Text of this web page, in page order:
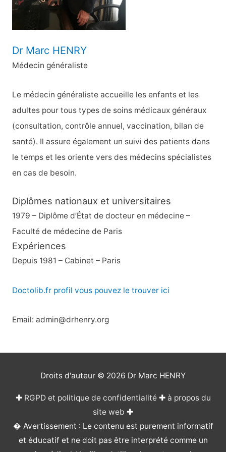
Dr Marc HENRY
Médecin généraliste
Le médecin généraliste accueille les enfants et les
adultes pour tous types de soins médicaux généraux
(consultation, contrôle annuel, vaccination, bilan de
santé). Il assure également un suivi des patients dans
le temps et les oriente vers des médecins spécialistes
en cas de besoin.
Diplômes nationaux et universitaires
1979 – Diplôme d’État de docteur en médecine –
Faculté de médecine de Paris
Expériences
Depuis 1981 – Cabinet – Paris
Doctolib.fr profil vous pouvez le trouver ici
Email: admin@drhenry.org
Droits d'auteur © 2026 Dr Marc HENRY
✚ RGPD et politique de confidentialité✚ à propos du
site web ✚
� Avertissement : Le contenu est purement informatif
et éducatif et ne doit pas être interprété comme un